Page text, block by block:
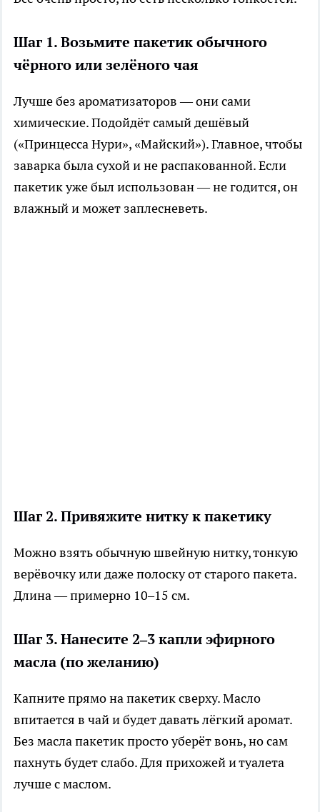
Шаг 1. Возьмите пакетик обычного
чёрного или зелёного чая
Лучше без ароматизаторов — они сами
химические. Подойдёт самый дешёвый
(«Принцесса Нури», «Майский»). Главное, чтобы
заварка была сухой и не распакованной. Если
пакетик уже был использован — не годится, он
влажный и может заплесневеть.
Шаг 2. Привяжите нитку к пакетику
Можно взять обычную швейную нитку, тонкую
верёвочку или даже полоску от старого пакета.
Длина — примерно 10–15 см.
Шаг 3. Нанесите 2–3 капли эфирного
масла (по желанию)
Капните прямо на пакетик сверху. Масло
впитается в чай и будет давать лёгкий аромат.
Без масла пакетик просто уберёт вонь, но сам
пахнуть будет слабо. Для прихожей и туалета
лучше с маслом.